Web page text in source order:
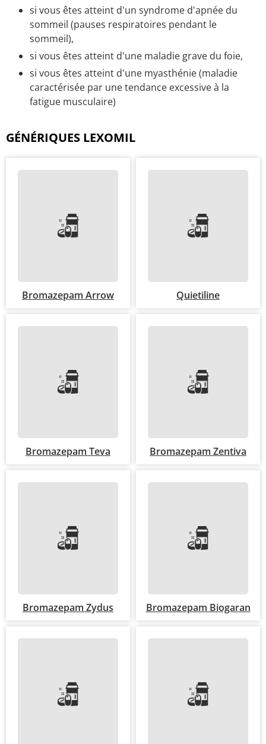
si vous êtes atteint d'un syndrome d'apnée du
sommeil (pauses respiratoires pendant le
sommeil),
si vous êtes atteint d'une maladie grave du foie,
si vous êtes atteint d'une myasthénie (maladie
caractérisée par une tendance excessive à la
fatigue musculaire)
GÉNÉRIQUES LEXOMIL
Bromazepam Arrow Quietiline
Bromazepam Teva Bromazepam Zentiva
Bromazepam Zydus Bromazepam Biogaran